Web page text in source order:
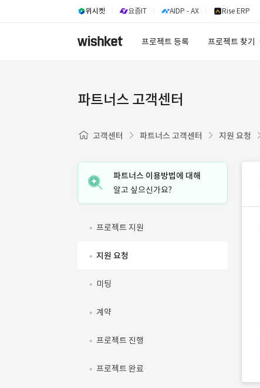
위시켓 요즘IT AIDP - AX Rise ERP
프로젝트 등록 프로젝트 찾기
파트너스 고객센터
고객센터 파트너스 고객센터 지원 요청
파트너스 이용방법에 대해
알고 싶으신가요?
프로젝트 지원
지원 요청
미팅
계약
프로젝트 진행
프로젝트 완료